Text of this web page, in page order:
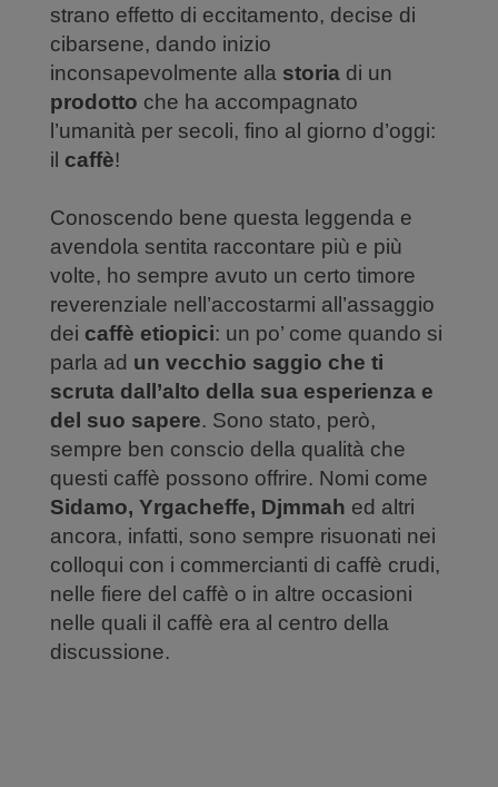
strano effetto di eccitamento, decise di
cibarsene, dando inizio
inconsapevolmente alla storia di un
prodotto che ha accompagnato
l’umanità per secoli, fino al giorno d’oggi:
il caffè!
Conoscendo bene questa leggenda e
avendola sentita raccontare più e più
volte, ho sempre avuto un certo timore
reverenziale nell’accostarmi all’assaggio
dei caffè etiopici: un po’ come quando si
parla ad un vecchio saggio che ti
scruta dall’alto della sua esperienza e
del suo sapere. Sono stato, però,
sempre ben conscio della qualità che
questi caffè possono offrire. Nomi come
Sidamo, Yrgacheffe, Djmmah ed altri
ancora, infatti, sono sempre risuonati nei
colloqui con i commercianti di caffè crudi,
nelle fiere del caffè o in altre occasioni
nelle quali il caffè era al centro della
discussione.